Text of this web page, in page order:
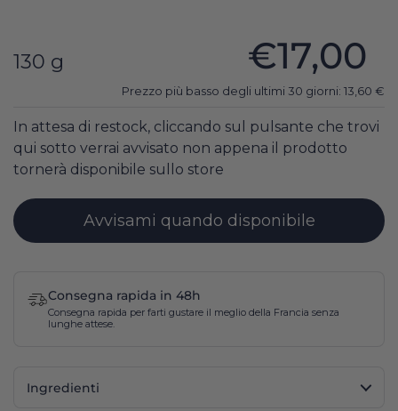
130 g €17,00
Prezzo più basso degli ultimi 30 giorni: 13,60 €
In attesa di restock, cliccando sul pulsante che trovi
qui sotto verrai avvisato non appena il prodotto
tornerà disponibile sullo store
Avvisami quando disponibile
Consegna rapida in 48h
Consegna rapida per farti gustare il meglio della Francia senza
lunghe attese.
Ingredienti